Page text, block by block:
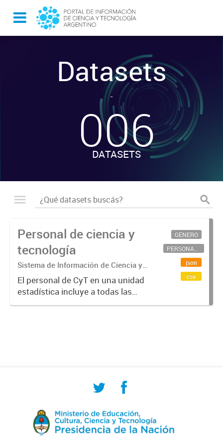
Datasets
-
006
DATASETS
Personal de ciencia y
tecnología
Sistema de Información de Ciencia y
Tecnología Argentino (SICYTAR)
El personal de CyT en una unidad
estadística incluye a todas las
personas involucradas
GÉNERO
PERSONAL CIENTÍFICO-TECNOLÓGICO
json
csv